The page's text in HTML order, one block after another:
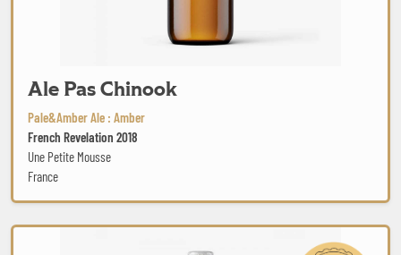
Ale Pas Chinook
Pale&Amber Ale : Amber
French Revelation 2018
Une Petite Mousse
France